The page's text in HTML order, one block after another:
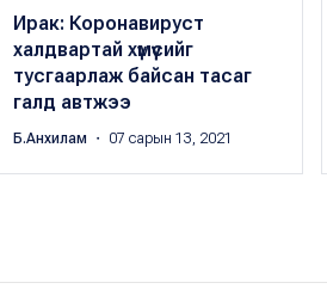
Ирак: Коронавируст
халдвартай хүмүүсийг
тусгаарлаж байсан тасаг
галд автжээ
Б.Анхилам ・ 07 сарын 13, 2021